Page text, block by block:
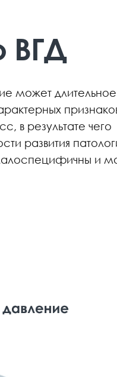
ВГД
может
в результате чего
развития
и